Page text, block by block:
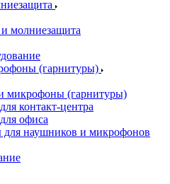
молниезащита
(гарнитуры)
микрофоны (гарнитуры)
контакт-центра
офиса
для наушников и микрофонов